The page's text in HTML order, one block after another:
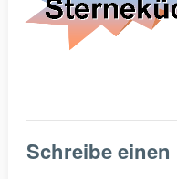
Schreibe